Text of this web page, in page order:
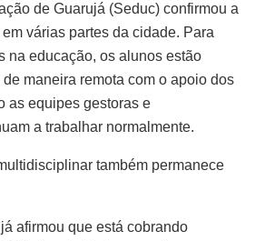
de Guarujá (Seduc) confirmou a
várias partes da cidade. Para
na educação, os alunos estão
maneira remota com o apoio dos
as equipes gestoras e
a trabalhar normalmente.
também permanece
afirmou que está cobrando